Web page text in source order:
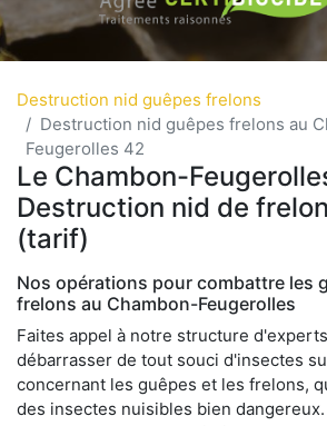
Destruction nid guêpes frelons
Destruction nid guêpes frelons au
Feugerolles 42
Le Chambon-
Destruction nid de
(tarif)
Nos opérations pour combattre les
frelons au Chambon-Feugerolles
Faites appel à notre structure
débarrasser de tout souci d'insectes
concernant les guêpes et les frelons,
des insectes nuisibles bien dangereux.